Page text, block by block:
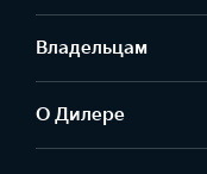
Владельцам
О Дилере